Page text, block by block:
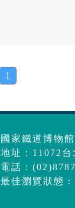
1
國家鐵道博物館
地址：11072台
電話：
最佳瀏覽狀態